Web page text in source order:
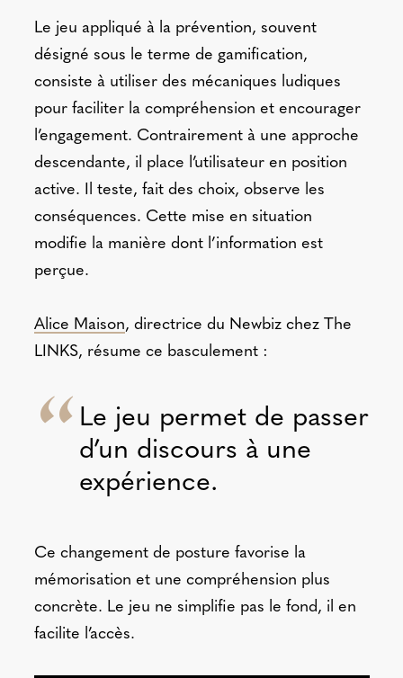
Le jeu appliqué à la prévention, souvent
désigné sous le terme de gamification,
consiste à utiliser des mécaniques ludiques
pour faciliter la compréhension et encourager
l’engagement. Contrairement à une approche
descendante, il place l’utilisateur en position
active. Il teste, fait des choix, observe les
conséquences. Cette mise en situation
modifie la manière dont l’information est
perçue.
Alice Maison, directrice du Newbiz chez The
LINKS, résume ce basculement :
Le jeu permet de passer
d’un discours à une
expérience.
Ce changement de posture favorise la
mémorisation et une compréhension plus
concrète. Le jeu ne simplifie pas le fond, il en
facilite l’accès.